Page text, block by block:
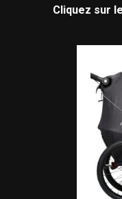
Cliquez sur